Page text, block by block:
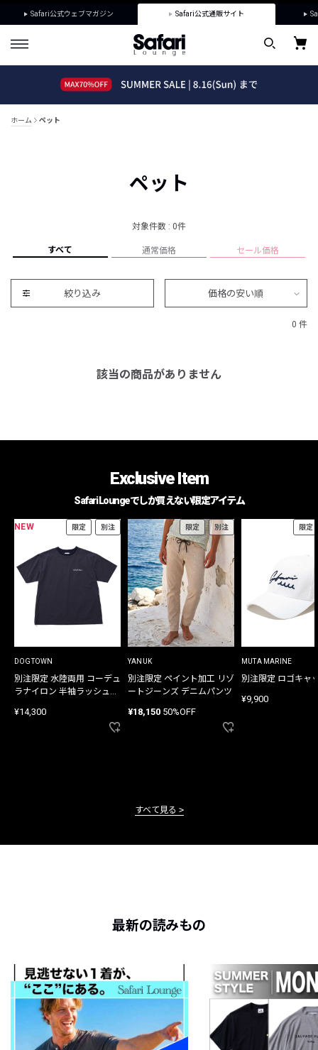
Safari公式ウェブマガジン Safari公式通販サイト
ホーム ペット
ペット
対象件数 : 0件
すべて 通常価格 セール価格
絞り込み 価格の安い順
0 件
該当の商品がありません
Exclusive Item
Safari Loungeでしか買えない限定アイテム
NEW 限定 別注
DOGTOWN
別注限定 水陸両用 コーデュ
ラナイロン 半袖ラッシュガ
¥14,300
限定 別注
YANUK
別注限定 ペイント加工 リゾ
ートジーンズ デニムパンツ
¥18,150 50%OFF
限定
MUTA MARINE
別注限定 ロゴキャ
¥9,900
すべて見る
最新の読みもの